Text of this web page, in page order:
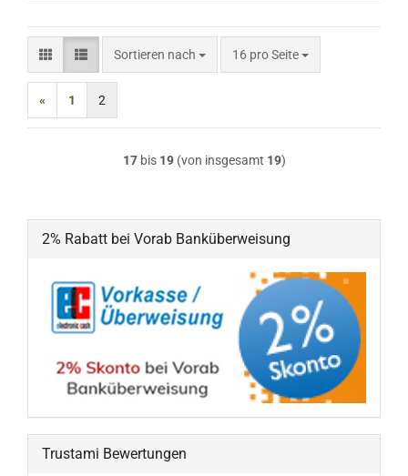
Sortieren nach
Sortieren nach 16 pro Seite
pro Seite
« 1 2
17bis 19(von insgesamt 19)
2% Rabatt bei Vorab Banküberweisung
Trustami Bewertungen